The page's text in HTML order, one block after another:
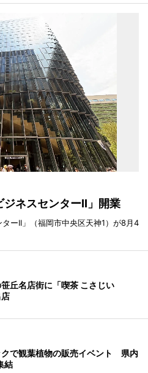
ネスセンターII」開業
ーII」（福岡市中央区天神1）が8月4
丘名店街に「喫茶 こさじい
クで観葉植物の販売イベント 県内
結